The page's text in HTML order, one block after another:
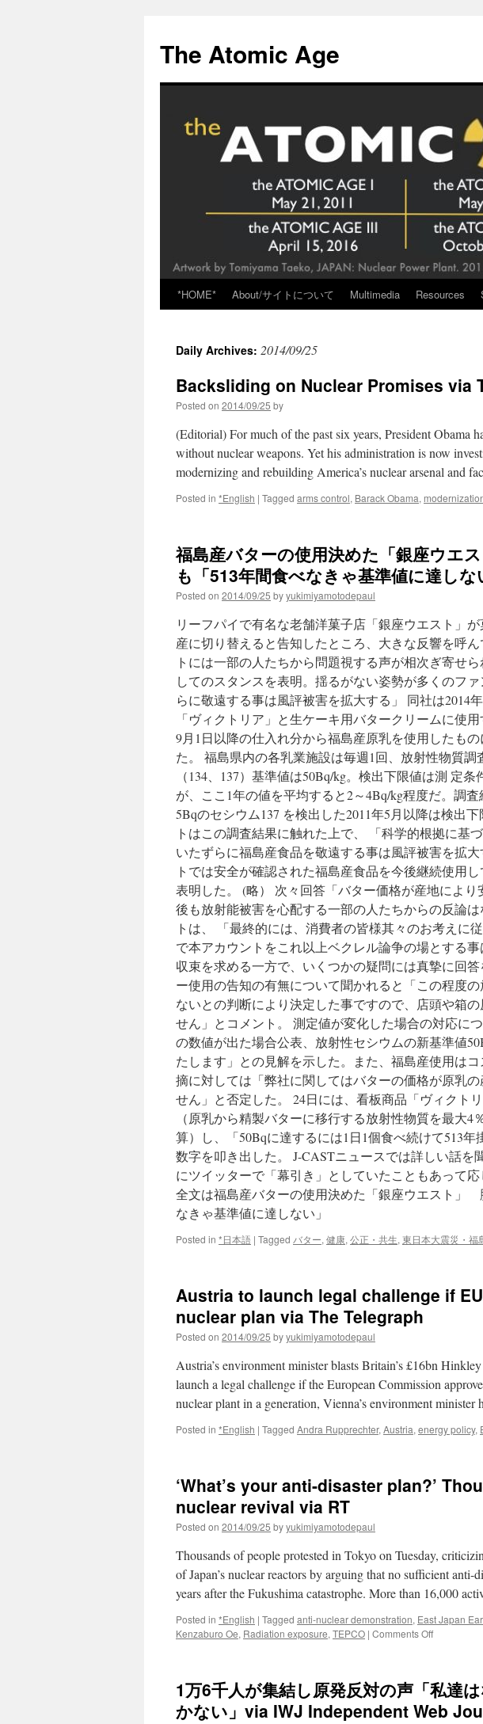
content
The Atomic Age
*HOME* About/サイトについて Multimedia Resources
Daily Archives: 2014/09/25
Backsliding on Nuclear Promises via
Posted on 2014/09/25 by
(Editorial) For much of the past six years, President Obama
without nuclear weapons. Yet his administration is now
modernizing and rebuilding America’s nuclear arsenal and
Posted in *English | Tagged arms control, Barack Obama,
福島産バターの使用決めた「銀座ウエ
も「513年間食べなきゃ基準値に達し
Posted on 2014/09/25 byyukimiyamotodepaul
リーフパイで有名な老舗洋菓子店「銀座ウエスト」
産に切り替えると告知したところ、大きな反響を呼
トには一部の人たちから問題視する声が相次ぎ寄せ
してのスタンスを表明。揺るがない姿勢が多くのフ
らに敬遠する事は風評被害を拡大する」 同社は2014
「ヴィクトリア」と生ケーキ用バタークリームに使
9月1日以降の仕入れ分から福島産原乳を使用したも
た。 福島県内の各乳業施設は毎週1回、放射性物質
（134、137）基準値は50Bq/kg。検出下限値は測 定
が、ここ1年の値を平均すると2～4Bq/kg程度だ。調
5Bqのセシウム137 を検出した2011年5月以降は検出
トはこの調査結果に触れた上で、 「科学的根拠に基
いたずらに福島産食品を敬遠する事は風評被害を拡
トでは安全が確認された福島産食品を今後継続使用
表明した。 (略） 次々回答「バター価格が産地によ
後も放射能被害を心配する一部の人たちからの反論
トは、 「最終的には、消費者の皆様其々のお考えに
で本アカウントをこれ以上ベクレル論争の場とする
収束を求める一方で、いくつかの疑問には真摯に回
ー使用の告知の有無について聞かれると「この程度
ないとの判断により決定した事ですので、店頭や箱
せん」とコメント。 測定値が変化した場合の対応に
の数値が出た場合公表、放射性セシウムの新基準値
たします」との見解を示した。また、福島産使用は
摘に対しては「弊社に関してはバターの価格が原乳
せん」と否定した。 24日には、看板商品「ヴィクト
（原乳から精製バターに移行する放射性物質を最大
算）し、「50Bqに達するには1日1個食べ続けて513
数字を叩き出した。 J-CASTニュースでは詳しい話を
にツイッターで「幕引き」としていたこともあって応
全文は福島産バターの使用決めた「銀座ウエスト」
なきゃ基準値に達しない」
Posted in *日本語 | Tagged バター, 健康, 公正・共生, 東日本大震災・福
Austria to launch legal challenge if
nuclear plan via The Telegraph
Posted on 2014/09/25 byyukimiyamotodepaul
Austria’s environment minister blasts Britain’s £16bn
launch a legal challenge if the European Commission
nuclear plant in a generation, Vienna’s environment
Posted in *English | Tagged Andra Rupprechter, Austria, energy policy,
‘What’s your anti-disaster plan?’
nuclear revival via RT
Posted on 2014/09/25 byyukimiyamotodepaul
Thousands of people protested in Tokyo on Tuesday,
of Japan’s nuclear reactors by arguing that no sufficient anti-
years after the Fukushima catastrophe. More than 16,000
Posted in *English | Tagged anti-nuclear demonstration, East Japan
Kenzaburo Oe, Radiation exposure, TEPCO | Comments Offon
disaster
plan?’
Thousands
1万6千人が集結し原発反対の声「私達
かない」via IWJ Independent Web